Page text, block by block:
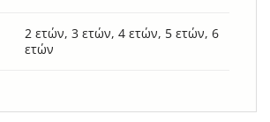
2 ετών, 3 ετών, 4 ετών, 5 ετών, 6
ετών